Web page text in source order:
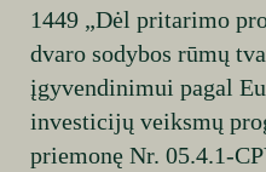
1449 „Dėl pritarimo
dvaro sodybos rūmų
įgyvendinimui pagal
investicijų veiksmų
priemonę Nr. 05.4.1-